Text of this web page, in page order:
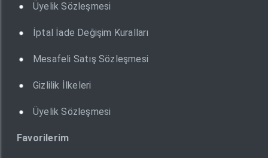
Üyelik Sözleşmesi
İptal İade Değişim Kuralları
Mesafeli Satış Sözleşmesi
Gizlilik İlkeleri
Üyelik Sözleşmesi
Favorilerim